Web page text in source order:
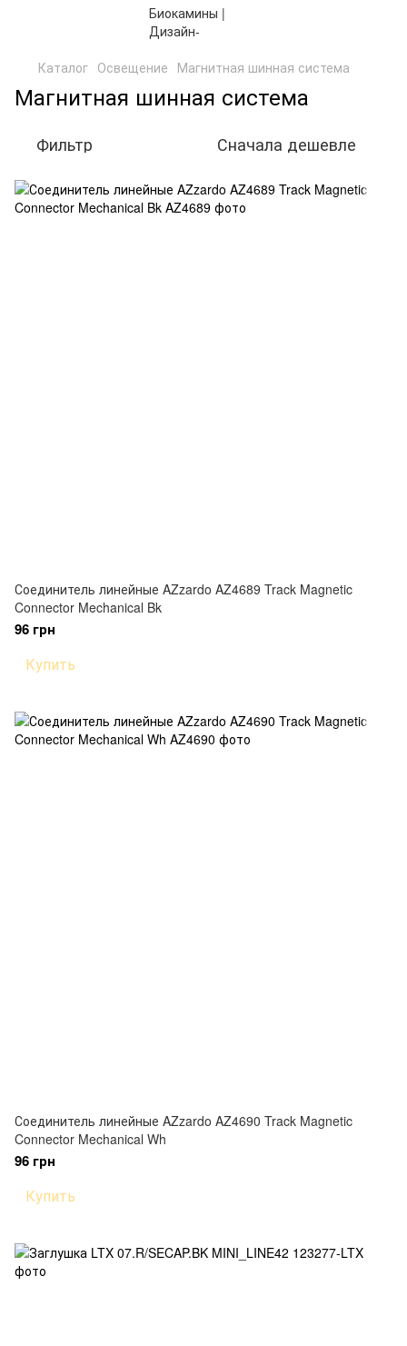
Каталог Освещение Магнитная шинная система
Магнитная шинная система
Фильтр Сначала дешевле
Соединитель линейные AZzardo AZ4689 Track Magnetic
Connector Mechanical Bk
96 грн
Купить
Соединитель линейные AZzardo AZ4690 Track Magnetic
Connector Mechanical Wh
96 грн
Купить